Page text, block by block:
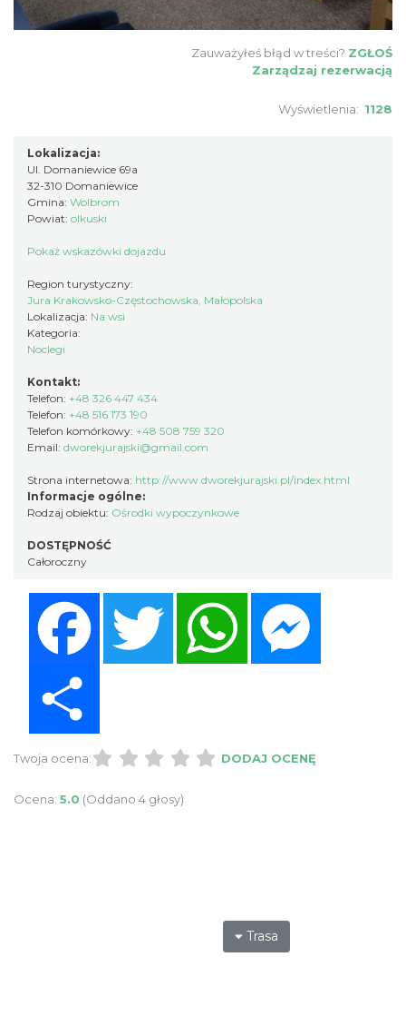
Zauważyłeś błąd w treści? ZGŁOŚ
Zarządzaj rezerwacją
Wyświetlenia: 1128
Lokalizacja:
Ul. Domaniewice 69a
32-310 Domaniewice
Gmina: Wolbrom
Powiat: olkuski
Pokaż wskazówki dojazdu
Region turystyczny:
Jura Krakowsko-Częstochowska, Małopolska
Lokalizacja: Na wsi
Kategoria:
Noclegi
Kontakt:
Telefon: +48 326 447 434
Telefon: +48 516 173 190
Telefon komórkowy: +48 508 759 320
Email: dworekjurajski@gmail.com
Strona internetowa: http://www.dworekjurajski.pl/index.html
Informacje ogólne:
Rodzaj obiektu: Ośrodki wypoczynkowe
DOSTĘPNOŚĆ
Całoroczny
Twitter WhatsApp
Twoja ocena: DODAJ OCENĘ
Ocena: 5.0 (Oddano 4 głosy)
Trasa